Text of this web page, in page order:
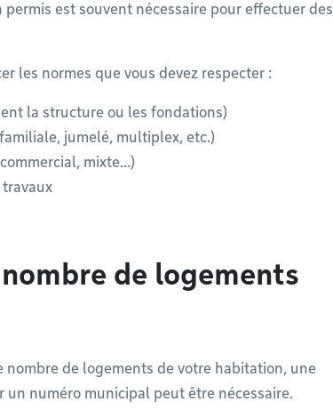
est souvent nécessaire pour effectuer des
les normes que vous devez respecter :
la structure ou les fondations)
jumelé, multiplex, etc.)
mixte…)
de logements
nombre de logements de votre habitation, une
numéro municipal peut être nécessaire.